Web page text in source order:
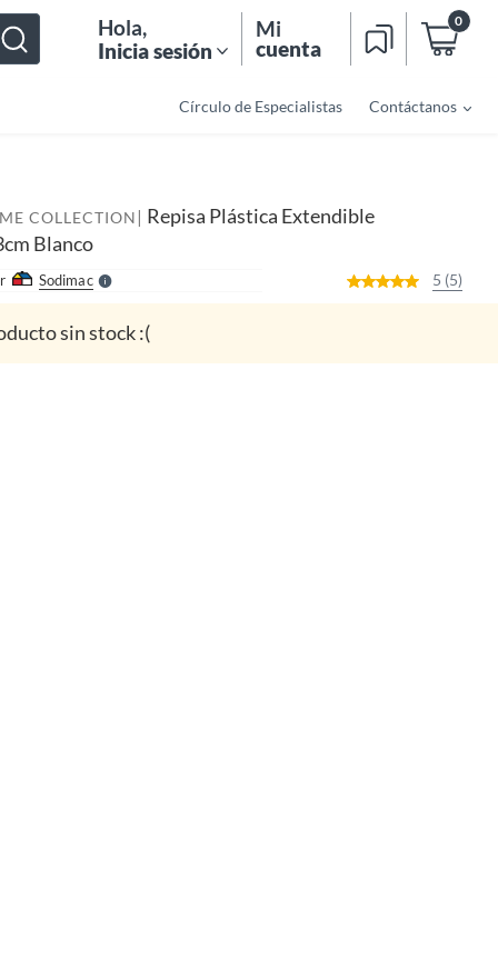
Hola,
Inicia sesión
Mi
cuenta
0
Círculo de Especialistas Contáctanos
COLLECTION | Repisa Plástica Extendible
Blanco
SodimacS
r
5 (5)
sin stock :(